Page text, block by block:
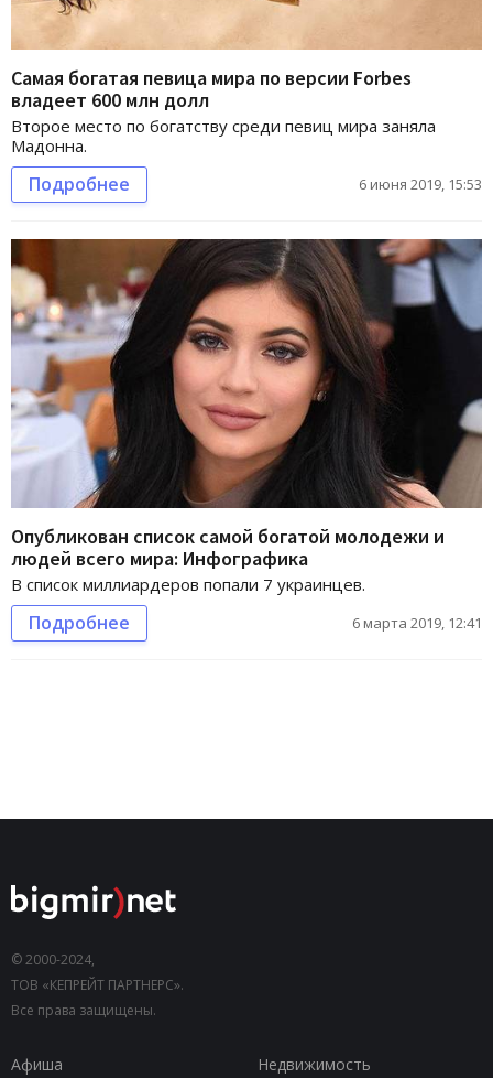
Самая богатая певица мира по версии Forbes
владеет 600 млн долл
Второе место по богатству среди певиц мира заняла
Мадонна.
Подробнее 6 июня 2019, 15:53
Опубликован список самой богатой молодежи и
людей всего мира: Инфографика
В список миллиардеров попали 7 украинцев.
Подробнее 6 марта 2019, 12:41
© 2000-2024,
ТОВ «КЕПРЕЙТ ПАРТНЕРС».
Все права защищены.
Афиша
Недвижимость